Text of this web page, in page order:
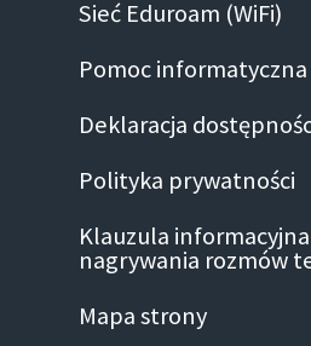
Sieć Eduroam (WiFi)
Pomoc informatyczna
Deklaracja
Polityka prywatności
Klauzula
nagrywania rozmów
Mapa strony